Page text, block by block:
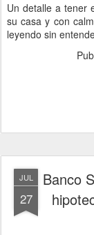
Un detalle a tener
su casa y con
leyendo sin
JUL
27
Banco